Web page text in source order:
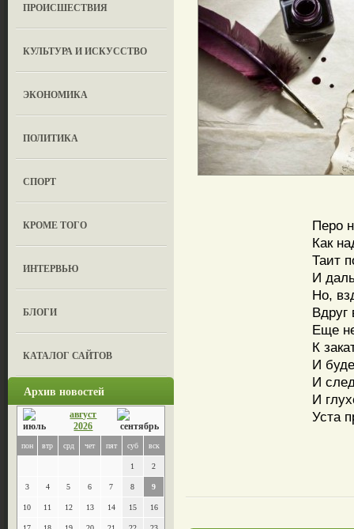
ПРОИСШЕСТВИЯ
КУЛЬТУРА И ИСКУССТВО
ЭКОНОМИКА
ПОЛИТИКА
СПОРТ
КРОМЕ ТОГО
ИНТЕРВЬЮ
БЛОГИ
КАТАЛОГ САЙТОВ
Архив новостей
август
2026
пон втр срд чет пят суб вск
1 2
3 4 5 6 7 8 9
10 11 12 13 14 15 16
Перо
Как
Таит
И
Но,
Вдруг
Еще
К
И
И
И
Уста